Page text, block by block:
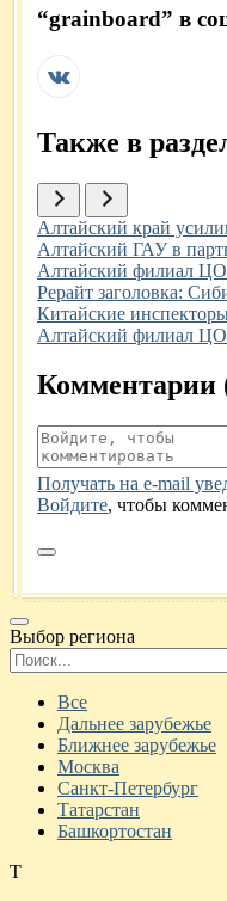
“grainboard” в
Также в
Иллюстрация новости
Алтайский край
Иллюстрация новости
Алтайский ГАУ в
Иллюстрация новости
Алтайский филиал
Иллюстрация новости
Рерайт заголовка:
Иллюстрация новости
Китайские
Иллюстрация новости
Алтайский филиал
Комментарии
Получать на e‑mail
Войдите, чтобы
Выбор региона
Все
Дальнее зарубежье
Ближнее зарубежье
Москва
Санкт-Петербург
Татарстан
Башкортостан
Т